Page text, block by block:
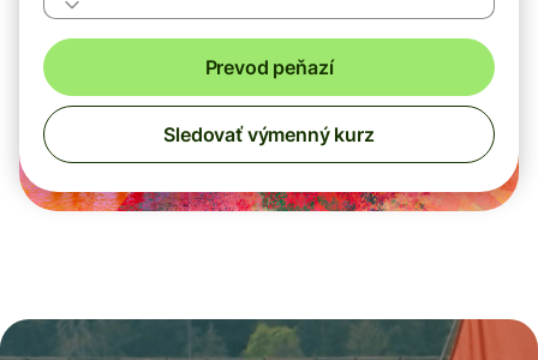
Prevod peňazí
Sledovať výmenný kurz